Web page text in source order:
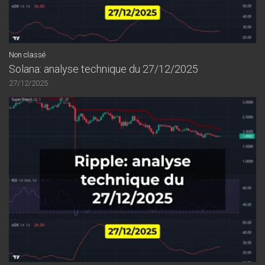
Non classé
Solana: analyse technique du 27/12/2025
27/12/2025